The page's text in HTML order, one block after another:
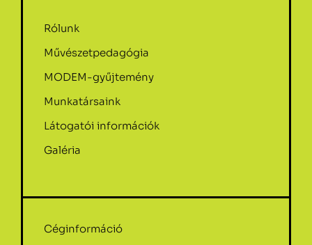
Rólunk
Művészetpedagógia
MODEM-gyűjtemény
Munkatársaink
Látogatói információk
Galéria
Céginformáció